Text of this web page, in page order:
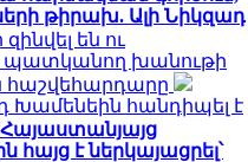
թիրախ. Ալի Նիկզադ
են ու
պատկանող խանութի
հաշվեհարդարը
Խամենեին հանդիպել է
Հայաստանյայց
հայց է ներկայացրել՝